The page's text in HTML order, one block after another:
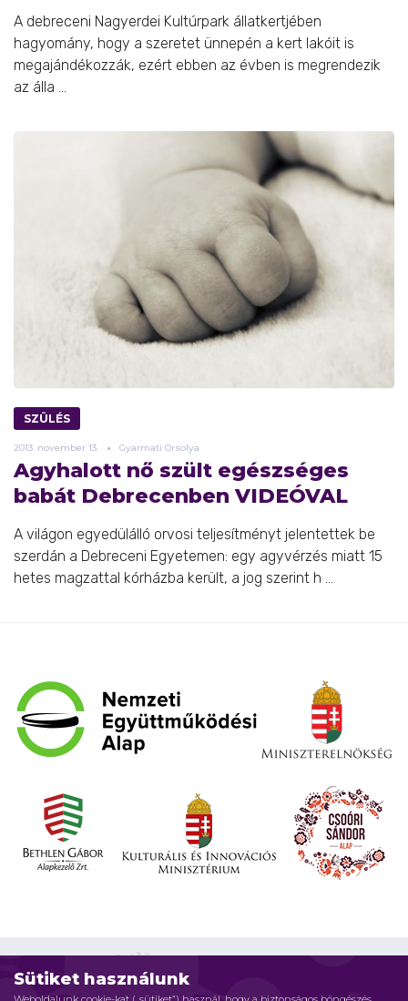
Sütiket használunk
A debreceni Nagyerdei Kultúrpark állatkertjében
hagyomány, hogy a szeretet ünnepén a kert lakóit is
megajándékozzák, ezért ebben az évben is megrendezik
az álla ...
SZÜLÉS
2013. november 13. Gyarmati Orsolya
Agyhalott nő szült egészséges
babát Debrecenben VIDEÓVAL
A világon egyedülálló orvosi teljesítményt jelentettek be
szerdán a Debreceni Egyetemen: egy agyvérzés miatt 15
hetes magzattal kórházba került, a jog szerint h ...